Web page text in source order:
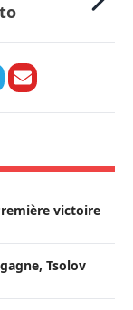
victoire
Tsolov